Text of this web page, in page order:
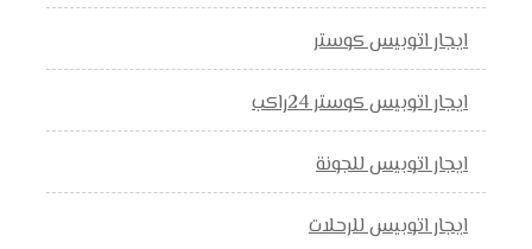
ايجار اتوبيس كوستر
ايجار اتوبيس كوستر 24راكب
ايجار اتوبيس للجونة
ايجار اتوبيس للرحلات